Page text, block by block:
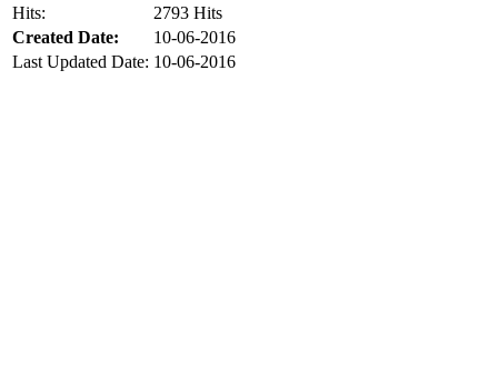
Hits:
2793 Hits
Created Date:
10-06-2016
Last Updated Date: 10-06-2016